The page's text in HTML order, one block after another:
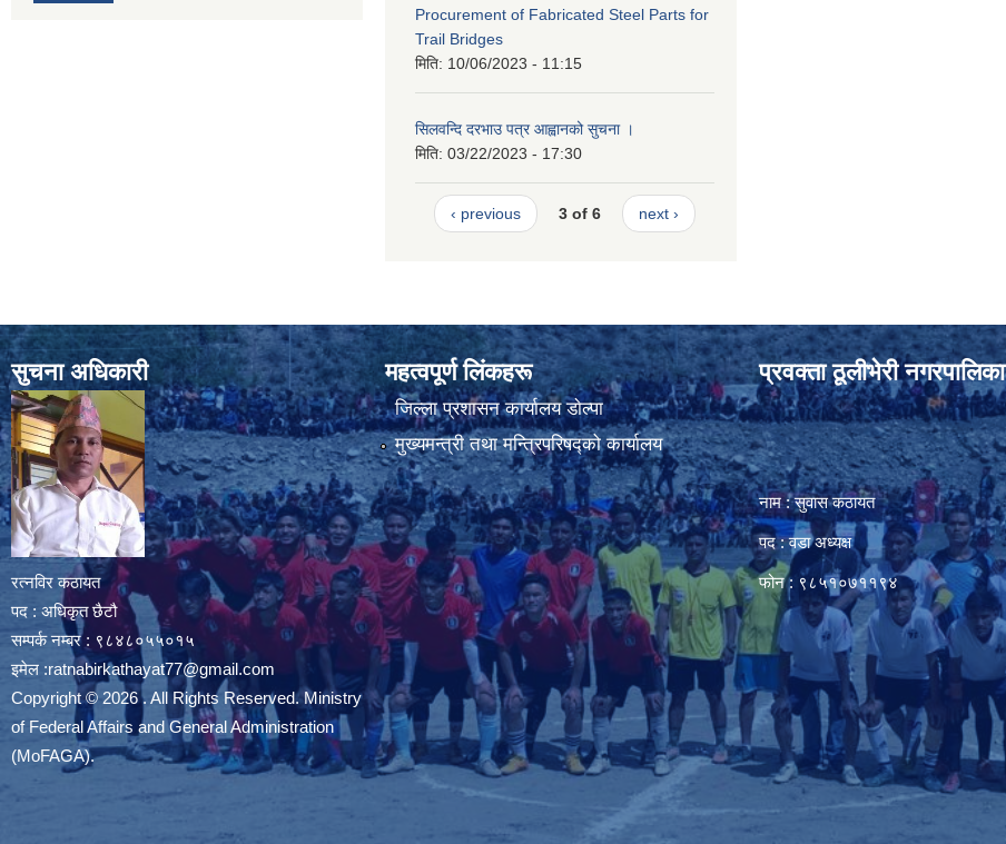
Procurement of Fabricated Steel Parts for
Trail Bridges
मिति: 10/06/2023 - 11:15
सिलवन्दि दरभाउ पत्र आह्वानको सुचना ।
मिति: 03/22/2023 - 17:30
‹ previous 3 of 6 next ›
सुचना अधिकारी
रत्नविर कठायत
पद : अधिकृत छैटौ
सम्पर्क नम्बर : ९८४८०५५०१५
इमेल :ratnabirkathayat77@gmail.com
Copyright © 2026 . All Rights Reserved. Ministry
of Federal Affairs and General Administration
(MoFAGA).
महत्वपूर्ण लिंकहरू
जिल्ला प्रशासन कार्यालय डाेल्पा
मुख्यमन्त्री तथा मन्त्रिपरिषद्को कार्यालय
प्रवक्ता ठूलीभेरी नगरपालिका
नाम : सुवास कठायत
पद : वडा अध्यक्ष
फोन : ९८५१०७११९४